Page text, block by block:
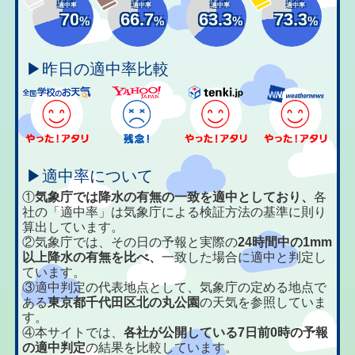
適中率
70%
適中率
66.7%
適中率
63.3%
適中率
73.3%
▶昨日の適中率比較
▶適中率について
①気象庁では降水の有無の一致を適中としており、各
社の「適中率」は気象庁による検証方法の基準に則り
算出しています。
②気象庁では、その日の予報と実際の24時間中の1mm
以上降水の有無を比べ、一致した場合に適中と判定し
ています。
③適中判定の代表地点として、気象庁の定める地点で
ある東京都千代田区北の丸公園の天気を参照していま
す。
④本サイトでは、各社が公開している7日前0時の予報
の適中判定の結果を比較しています。